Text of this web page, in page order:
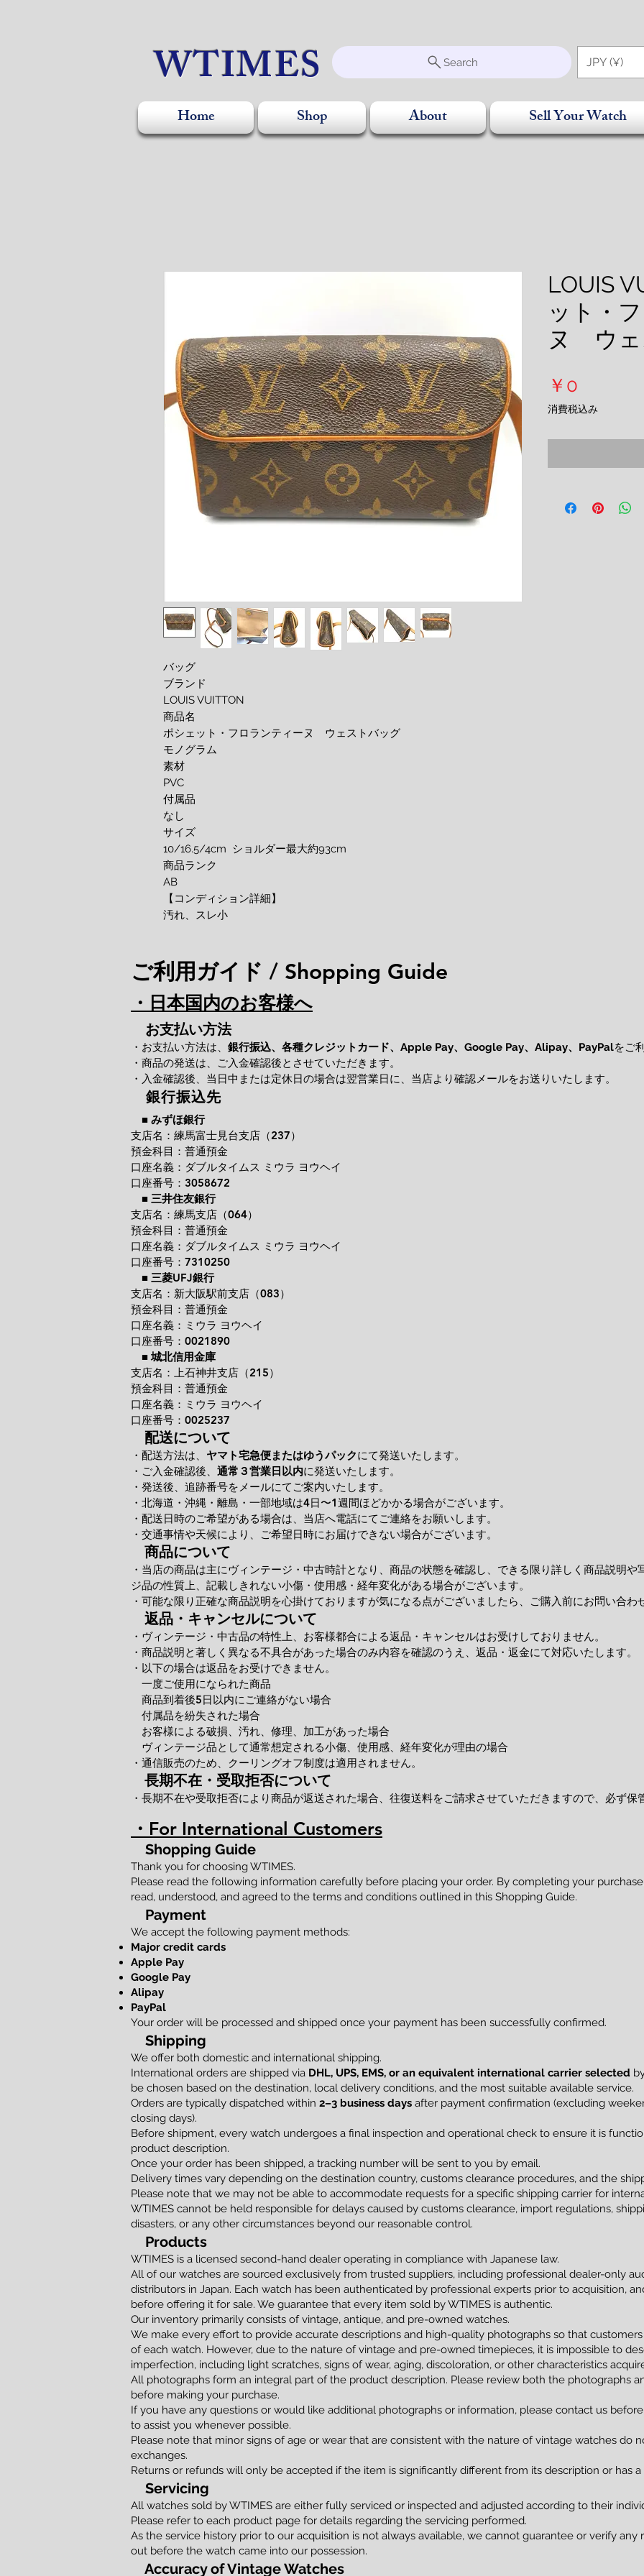
WTIMES Search JPY (¥)
Home Shop About Sell Your Watch
バッグ
ブランド
LOUIS VUITTON
商品名
ポシェット・フロランティーヌ　ウェストバッグ
モノグラム
素材
PVC
付属品
なし
サイズ
10/16.5/4cm  ショルダー最大約93cm
商品ランク
AB
【コンディション詳細】
汚れ、スレ小
LOUIS
ット・
ヌ ウ
￥0
格
消費税込み
ご利用ガイド / Shopping Guide
・日本国内のお客様へ
お支払い方法
・お支払い方法は、 銀行振込、各種クレジットカード、 Apple Pay、Google Pay、Alipay、PayPalをご
・商品の発送は、ご入金確認後とさせていただきます。
・入金確認後、当日中または定休日の場合は翌営業日に、当店より確認メールをお送りいたします。
銀行振込先
■ みずほ銀行
支店名：練馬富士見台支店（237）
預金科目：普通預金
口座名義：ダブルタイムス ミウラ ヨウヘイ
口座番号：3058672
■ 三井住友銀行
支店名：練馬支店（064）
預金科目：普通預金
口座名義：ダブルタイムス ミウラ ヨウヘイ
口座番号：7310250
■ 三菱UFJ銀行
支店名：新大阪駅前支店（083）
預金科目：普通預金
口座名義：ミウラ ヨウヘイ
口座番号：0021890
■ 城北信用金庫
支店名：上石神井支店（215）
預金科目：普通預金
口座名義：ミウラ ヨウヘイ
口座番号：0025237
配送について
・配送方法は、 ヤマト宅急便またはゆうパックにて発送いたします。
・ご入金確認後、 通常３営業日以内に発送いたします。
・発送後、追跡番号をメールにてご案内いたします。
・北海道・沖縄・離島・一部地域は4日〜1週間ほどかかる場合がございます。
・配送日時のご希望がある場合は、当店へ電話にてご連絡をお願いします。
・交通事情や天候により、ご希望日時にお届けできない場合がございます。
商品について
・当店の商品は主にヴィンテージ・中古時計となり、商品の状態を確認し、できる限り詳しく商品説明
ジ品の性質上、記載しきれない小傷・使用感・経年変化がある場合がございます。
・可能な限り正確な商品説明を心掛けておりますが気になる点がございましたら、ご購入前にお問い合わ
返品・キャンセルについて
・ヴィンテージ・中古品の特性上、お客様都合による返品・キャンセルはお受けしておりません。
・商品説明と著しく異なる不具合があった場合のみ内容を確認のうえ、返品・返金にて対応いたします。
・以下の場合は返品をお受けできません。
一度ご使用になられた商品
商品到着後5日以内にご連絡がない場合
付属品を紛失された場合
お客様による破損、汚れ、修理、加工があった場合
ヴィンテージ品として通常想定される小傷、使用感、経年変化が理由の場合
・通信販売のため、クーリングオフ制度は適用されません。
長期不在・受取拒否について
・長期不在や受取拒否により商品が返送された場合、往復送料をご請求させていただきますので、必ず保
・For International Customers
Shopping Guide
Thank you for choosing WTIMES.
Please read the following information carefully before placing your order. By completing your
read, understood, and agreed to the terms and conditions outlined in this Shopping Guide.
Payment
We accept the following payment methods:
Major credit cards
Apple Pay
Google Pay
Alipay
PayPal
Your order will be processed and shipped once your payment has been successfully confirmed.
Shipping
We offer both domestic and international shipping.
International orders are shipped via DHL, UPS, EMS, or an equivalent international carrier selected
be chosen based on the destination, local delivery conditions, and the most suitable available service.
Orders are typically dispatched within 2–3 business days after payment confirmation (excluding
closing days).
Before shipment, every watch undergoes a final inspection and operational check to ensure it is
product description.
Once your order has been shipped, a tracking number will be sent to you by email.
Delivery times vary depending on the destination country, customs clearance procedures, and the
Please note that we may not be able to accommodate requests for a specific shipping carrier for
WTIMES cannot be held responsible for delays caused by customs clearance, import regulations,
disasters, or any other circumstances beyond our reasonable control.
Products
WTIMES is a licensed second-hand dealer operating in compliance with Japanese law.
All of our watches are sourced exclusively from trusted suppliers, including professional dealer-only
distributors in Japan. Each watch has been authenticated by professional experts prior to acquisition,
before offering it for sale. We guarantee that every item sold by WTIMES is authentic.
Our inventory primarily consists of vintage, antique, and pre-owned watches.
We make every effort to provide accurate descriptions and high-quality photographs so that
of each watch. However, due to the nature of vintage and pre-owned timepieces, it is impossible to
imperfection, including light scratches, signs of wear, aging, discoloration, or other characteristics
All photographs form an integral part of the product description. Please review both the photographs
before making your purchase.
If you have any questions or would like additional photographs or information, please contact us
to assist you whenever possible.
Please note that minor signs of age or wear that are consistent with the nature of vintage watches do
exchanges.
Returns or refunds will only be accepted if the item is significantly different from its description or has
Servicing
All watches sold by WTIMES are either fully serviced or inspected and adjusted according to their
Please refer to each product page for details regarding the servicing performed.
As the service history prior to our acquisition is not always available, we cannot guarantee or verify any
out before the watch came into our possession.
Accuracy of Vintage Watches